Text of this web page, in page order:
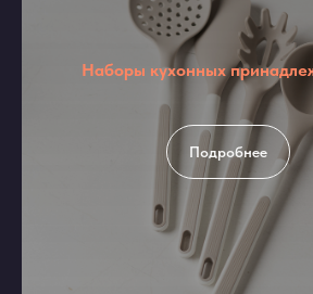
Наборы кухонных
Подробнее